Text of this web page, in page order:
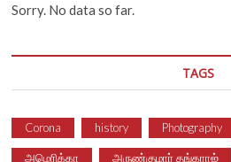
Sorry. No data so far.
TAGS
Corona history Photography
அமெரிக்கா அருண்குமார் தங்கராஜ்